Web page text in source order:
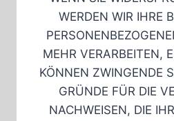
WERDEN WIR IHRE
MEHR VERARBEITEN,
KÖNNEN ZWINGENDE
GRÜNDE FÜR DIE
NACHWEISEN, DIE